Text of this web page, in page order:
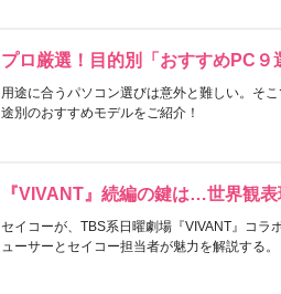
プロ厳選！目的別「おすすめPC９
用途に合うパソコン選びは意外と難しい。そ
途別のおすすめモデルをご紹介！
『VIVANT』続編の鍵は…世界観
セイコーが、TBS系日曜劇場『VIVANT』コラ
ューサーとセイコー担当者が魅力を解説する。